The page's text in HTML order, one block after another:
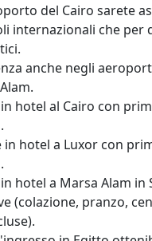
del Cairo sarete
internazionali che per
anche negli
hotel al Cairo con
in hotel a Luxor con
hotel a Marsa Alam in
(colazione, pranzo,